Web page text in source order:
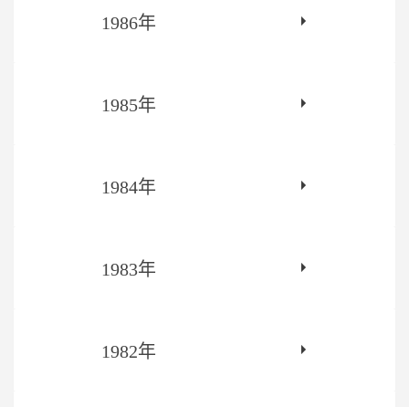
1986年
1985年
1984年
1983年
1982年